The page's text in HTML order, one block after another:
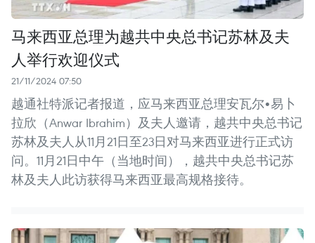
马来西亚总理为越共中央总书记苏林及夫
人举行欢迎仪式
21/11/2024 07:50
越通社特派记者报道，应马来西亚总理安瓦尔•易卜
拉欣（Anwar Ibrahim）及夫人邀请，越共中央总书记
苏林及夫人从11月21日至23日对马来西亚进行正式访
问。11月21日中午（当地时间），越共中央总书记苏
林及夫人此访获得马来西亚最高规格接待。